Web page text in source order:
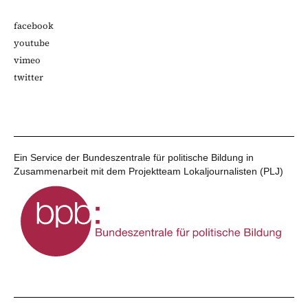
facebook
youtube
vimeo
twitter
Ein Service der Bundeszentrale für politische Bildung in
Zusammenarbeit mit dem Projektteam Lokaljournalisten (PLJ)